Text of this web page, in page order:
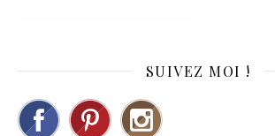
SUIVEZ MOI !